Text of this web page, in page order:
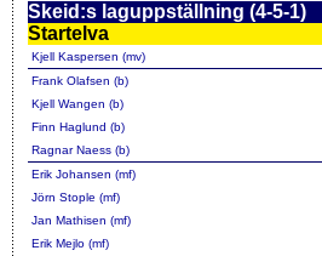
Skeid:s laguppställning (4-5-1)
Startelva
Kjell Kaspersen (mv)
Frank Olafsen (b)
Kjell Wangen (b)
Finn Haglund (b)
Ragnar Naess (b)
Erik Johansen (mf)
Jörn Stople (mf)
Jan Mathisen (mf)
Erik Mejlo (mf)